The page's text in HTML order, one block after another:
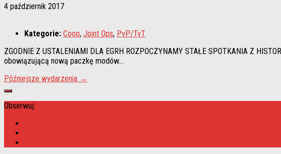
4 październik 2017
Kategorie: Coop, Joint Ops, PvP/TvT
ZGODNIE Z USTALENIAMI DLA EGRH ROZPOCZYNAMY STAŁE SPOTKANIA Z
obowiązującą nową paczkę modów...
Późniejsze wydarzenia →
Obserwuj: